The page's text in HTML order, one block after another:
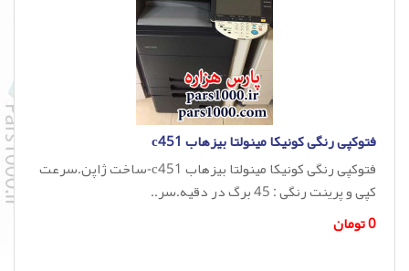
فتوکپی رنگی کونیکا مینولتا بیزهاب c451
فتوکپی رنگی کونیکا مینولتا بیزهاب c451-ساخت ژاپن.سرعت
کپی و پرینت رنگی : 45 برگ در دقیه.سر..
0 تومان